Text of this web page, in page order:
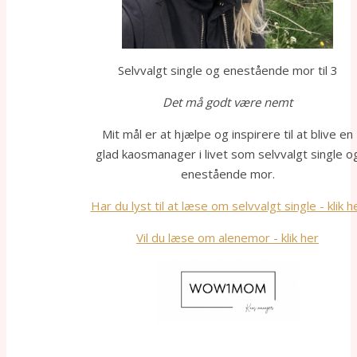
Selvvalgt single og enestående mor til 3
Det må godt være nemt
Mit mål er at hjælpe og inspirere til at blive en
glad kaosmanager i livet som selvvalgt single
enestående mor.
Har du lyst til at læse om selvvalgt single - klik
Vil du læse om alenemor - klik her